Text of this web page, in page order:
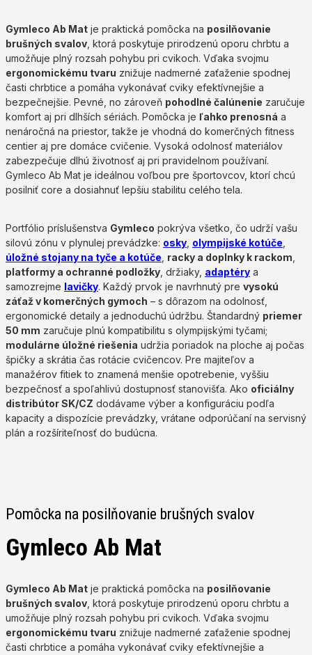
Gymleco Ab Mat je praktická pomôcka na posilňovanie
brušných svalov , ktorá poskytuje prirodzenú oporu chrbtu a
umožňuje plný rozsah pohybu pri cvikoch. Vďaka svojmu
ergonomickému tvaru znižuje nadmerné zaťaženie spodnej
časti chrbtice a pomáha vykonávať cviky efektívnejšie a
bezpečnejšie. Pevné, no zároveň pohodlné čalúnenie zaručuje
komfort aj pri dlhších sériách. Pomôcka je ľahko prenosná a
nenáročná na priestor, takže je vhodná do komerčných fitness
centier aj pre domáce cvičenie. Vysoká odolnosť materiálov
zabezpečuje dlhú životnosť aj pri pravidelnom používaní.
Gymleco Ab Mat je ideálnou voľbou pre športovcov, ktorí chcú
posilniť core a dosiahnuť lepšiu stabilitu celého tela.
Portfólio príslušenstva Gymleco pokrýva všetko, čo udrží vašu
silovú zónu v plynulej prevádzke: osky olympijské kotúče
úložné stojany na tyče a kotúče racky a doplnky k rackom
platformy a ochranné podložky , držiaky, adaptéry a
samozrejme lavičky. Každý prvok je navrhnutý pre vysokú
záťaž v komerčných gymoch – s dôrazom na odolnosť,
ergonomické detaily a jednoduchú údržbu. Štandardný priemer
50 mm zaručuje plnú kompatibilitu s olympijskými tyčami;
modulárne úložné riešenia udržia poriadok na ploche aj počas
špičky a skrátia čas rotácie cvičencov. Pre majiteľov a
manažérov fitiek to znamená menšie opotrebenie, vyššiu
bezpečnosť a spoľahlivú dostupnosť stanovišťa. Ako oficiálny
distribútor SK/CZ dodávame výber a konfiguráciu podľa
kapacity a dispozície prevádzky, vrátane odporúčaní na servisný
plán a rozšíriteľnosť do budúcna.
Pomôcka na posilňovanie brušných svalov
Gymleco Ab Mat
Gymleco Ab Mat je praktická pomôcka na posilňovanie
brušných svalov , ktorá poskytuje prirodzenú oporu chrbtu a
umožňuje plný rozsah pohybu pri cvikoch. Vďaka svojmu
ergonomickému tvaru znižuje nadmerné zaťaženie spodnej
časti chrbtice a pomáha vykonávať cviky efektívnejšie a